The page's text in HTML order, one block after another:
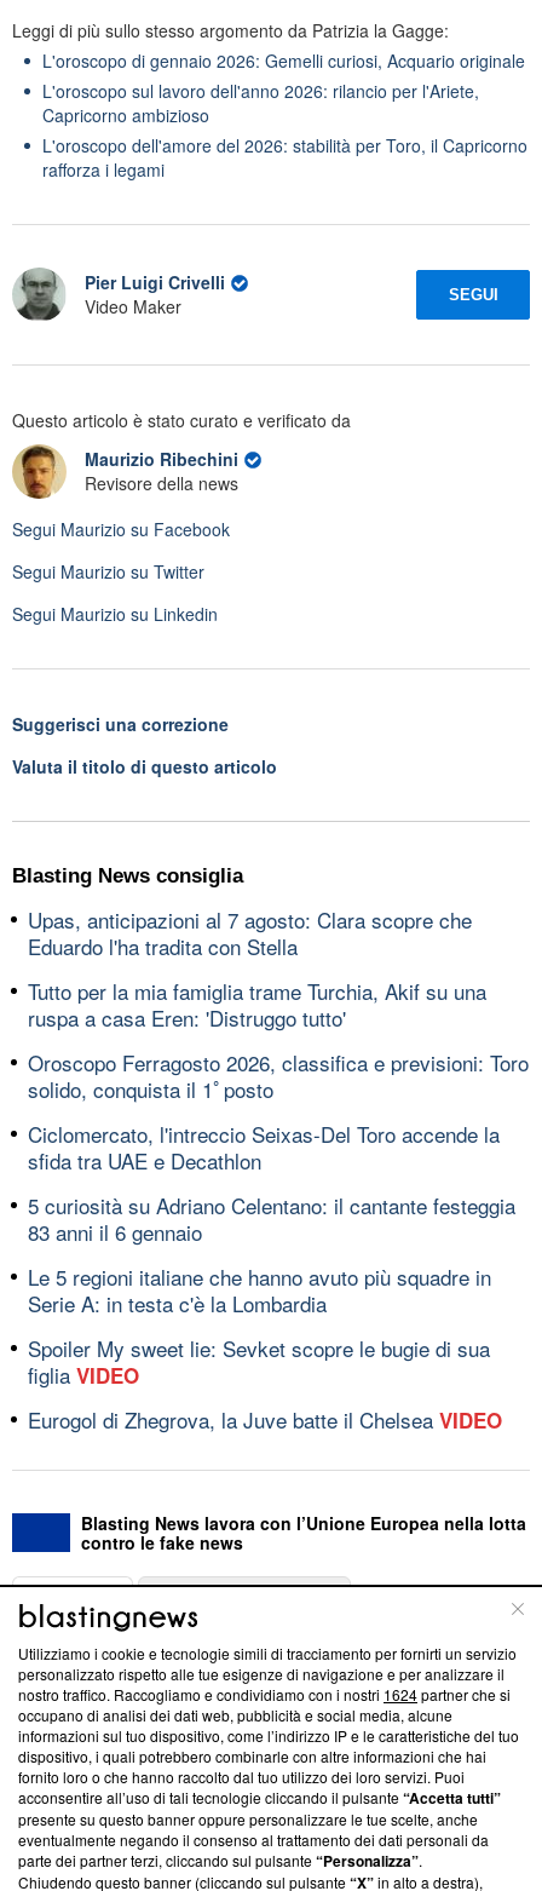
Leggi di più sullo stesso argomento da Patrizia la Gagge:
L'oroscopo di gennaio 2026: Gemelli curiosi, Acquario originale
L'oroscopo sul lavoro dell'anno 2026: rilancio per l'Ariete,
Capricorno ambizioso
L'oroscopo dell'amore del 2026: stabilità per Toro, il Capricorno
rafforza i legami
Pier Luigi Crivelli
Video Maker
SEGUI
Questo articolo è stato curato e verificato da
Maurizio Ribechini
Revisore della news
Segui Maurizio su Facebook
Segui Maurizio su Twitter
Segui Maurizio su Linkedin
Suggerisci una correzione
Valuta il titolo di questo articolo
Blasting News consiglia
Upas, anticipazioni al 7 agosto: Clara scopre che
Eduardo l'ha tradita con Stella
Tutto per la mia famiglia trame Turchia, Akif su una
ruspa a casa Eren: 'Distruggo tutto'
Oroscopo Ferragosto 2026, classifica e previsioni: Toro
solido, conquista il 1ﾟposto
Ciclomercato, l'intreccio Seixas-Del Toro accende la
sfida tra UAE e Decathlon
5 curiosità su Adriano Celentano: il cantante festeggia
83 anni il 6 gennaio
Le 5 regioni italiane che hanno avuto più squadre in
Serie A: in testa c'è la Lombardia
Spoiler My sweet lie: Sevket scopre le bugie di sua
figlia VIDEO
Eurogol di Zhegrova, la Juve batte il Chelsea VIDEO
Blasting News lavora con l’Unione Europea nella lotta
contro le fake news
ABOUT
Questa sezione offre informazioni trasparenti su Blasting
News, sui nostri processi editoriali e su come ci impegniamo a
creare news di qualità. Inoltre, afferma la nostra aderenza a
‘Trust Project - News with Integrity’Blasting News non è
ancora membro del programma, ma ha richiesto di farne
parte; Trust Project non ha ancora effettuato una verifica di
conformità agli standard.
Su di noi
Utilizziamo i cookie e tecnologie simili di tracciamento per fornirti un servizio
personalizzato rispetto alle tue esigenze di navigazione e per analizzare il
nostro traffico. Raccogliamo e condividiamo con i nostri 1624partner che si
occupano di analisi dei dati web, pubblicità e social media, alcune
informazioni sul tuo dispositivo, come l’indirizzo IP e le caratteristiche del tuo
dispositivo, i quali potrebbero combinarle con altre informazioni che hai
fornito loro o che hanno raccolto dal tuo utilizzo dei loro servizi. Puoi
acconsentire all’uso di tali tecnologie cliccando il pulsante“Accetta tutti”
presente su questo banner oppure personalizzare le tue scelte, anche
eventualmente negando il consenso al trattamento dei dati personali da
parte dei partner terzi, cliccando sul pulsante“Personalizza”.
Chiudendo questo banner (cliccando sul pulsante“X”in alto a destra),